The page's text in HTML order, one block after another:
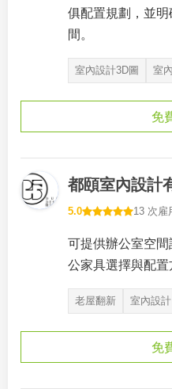
俱配置規劃，並
間。
室內設計3D圖 室
免
都頤室內設計
5.0 13 次雇
可提供辦公室空
公家具選擇與配置
老屋翻新 室內設計
免